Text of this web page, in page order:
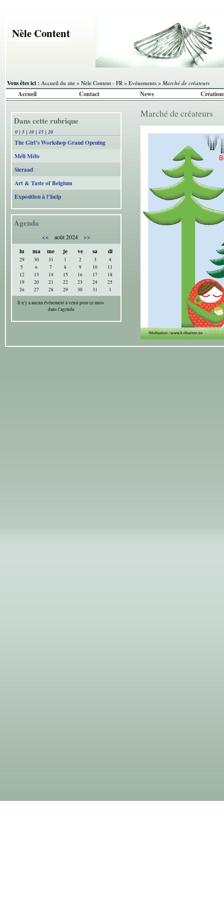
Nèle Content
Vous êtes ici : Accueil du site > Nèle Content - FR > Evénements > Marché de créateurs
Accueil Contact News
Dans cette rubrique
0 | 5 | 10 | 15 | 20
The Girl’s Workshop Grand Opening
Méli Mélo
Sieraad
Art & Taste of Belgium
Exposition à l’Iselp
Agenda
<< août 2024
>>
lu
ma me je ve sa di
29 30 31 1 2 3
4
5
6 7 8 9 10
11
12
13 14 15 16 17
18
19
20 21 22 23 24
25
26
27 28 29 30 31
1
Il n'y a aucun évènement à venir pour ce mois
dans l'agenda
Marché de créateurs